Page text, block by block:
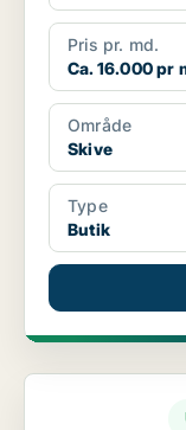
Pris pr. md.
Ca. 16.000 pr
Område
Skive
Type
Butik